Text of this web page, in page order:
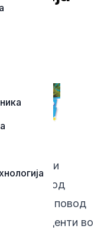
и гради
од
по повод
студенти во